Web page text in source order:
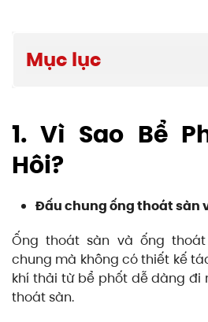
Mục lục
1. Vì Sao Bể
Hôi?
Đấu chung ống thoát sàn
Ống thoát sàn và ống
chung mà không có thiết kế
khí thải từ bể phốt dễ dàng đi
thoát sàn.